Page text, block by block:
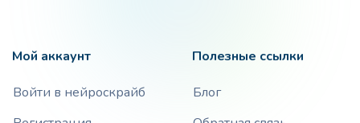
Мой аккаунт
Войти в нейроскрайб
Полезные ссылки
Блог